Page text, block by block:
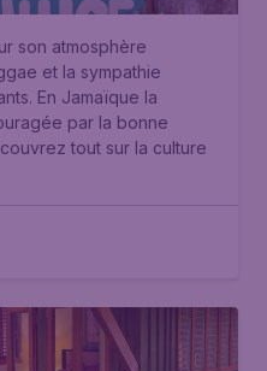
son atmosphère
et la sympathie
En Jamaïque la
par la bonne
tout sur la culture